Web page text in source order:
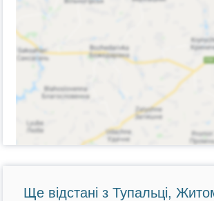
Ще відстані з Тупальці,